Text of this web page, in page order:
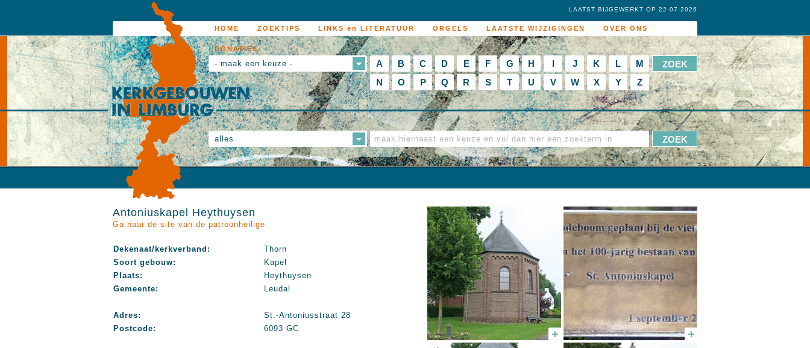
HOME ZOEKTIPS LINKS en LITERATUUR ORGELS LAATSTE WIJZIGINGEN OVER ONS
DONATIES
LAATST BIJGEWERKT OP 22-07-2026
- maak een keuze - A B C D E F G H I J K L
M
N
O P Q R S T U V W X Y Z
alles
Antoniuskapel Heythuysen
Ga naar de site van de patroonheilige
Dekenaat/kerkverband:
Thorn
Soort gebouw:
Kapel
Plaats:
Heythuysen
Gemeente:
Leudal
Adres:
St.-Antoniusstraat 28
Postcode:
6093 GC